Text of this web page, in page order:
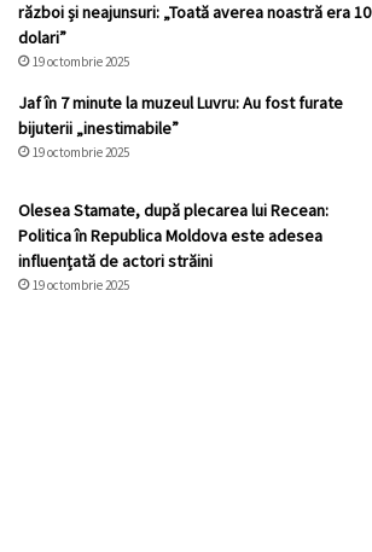
război și neajunsuri: „Toată averea noastră era 10
dolari”
19 octombrie 2025
Jaf în 7 minute la muzeul Luvru: Au fost furate
bijuterii „inestimabile”
19 octombrie 2025
Olesea Stamate, după plecarea lui Recean:
Politica în Republica Moldova este adesea
influențată de actori străini
19 octombrie 2025